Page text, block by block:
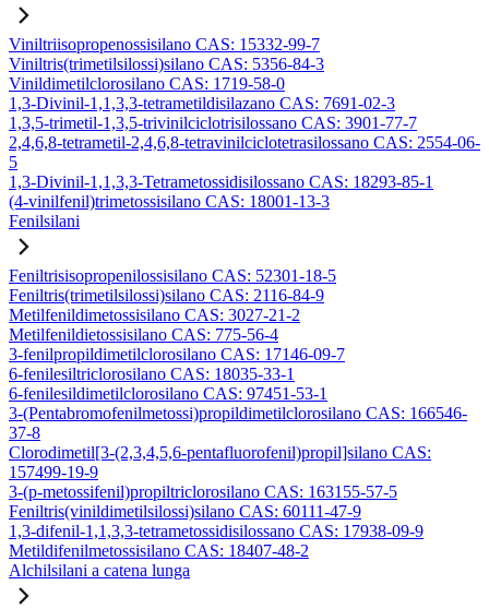
Viniltriisopropenossisilano CAS: 15332-99-7
Viniltris(trimetilsilossi)silano CAS: 5356-84-3
Vinildimetilclorosilano CAS: 1719-58-0
1,3-Divinil-1,1,3,3-tetrametildisilazano CAS: 7691-02-3
1,3,5-trimetil-1,3,5-trivinilciclotrisilossano CAS: 3901-77-7
2,4,6,8-tetrametil-2,4,6,8-tetravinilciclotetrasilossano CAS: 2554-06-
5
1,3-Divinil-1,1,3,3-Tetrametossidisilossano CAS: 18293-85-1
(4-vinilfenil)trimetossisilano CAS: 18001-13-3
Fenilsilani
Feniltrisisopropenilossisilano CAS: 52301-18-5
Feniltris(trimetilsilossi)silano CAS: 2116-84-9
Metilfenildimetossisilano CAS: 3027-21-2
Metilfenildietossisilano CAS: 775-56-4
3-fenilpropildimetilclorosilano CAS: 17146-09-7
6-fenilesiltriclorosilano CAS: 18035-33-1
6-fenilesildimetilclorosilano CAS: 97451-53-1
3-(Pentabromofenilmetossi)propildimetilclorosilano CAS: 166546-
37-8
Clorodimetil[3-(2,3,4,5,6-pentafluorofenil)propil]silano CAS:
157499-19-9
3-(p-metossifenil)propiltriclorosilano CAS: 163155-57-5
Feniltris(vinildimetilsilossi)silano CAS: 60111-47-9
1,3-difenil-1,1,3,3-tetrametossidisilossano CAS: 17938-09-9
Metildifenilmetossisilano CAS: 18407-48-2
Alchilsilani a catena lunga